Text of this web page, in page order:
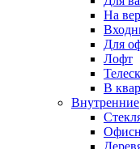
На
Для
Лофт
В
Внутренние